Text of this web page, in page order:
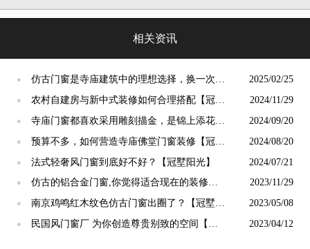
相关资讯
●
仿古门窗是寺庙建筑中的理想选择，换一次用
终生【冠墅阳光】
2025/02/25
●
农村自建房与新中式装修如何合理搭配【冠墅
阳光】
2024/11/29
●
寺庙门窗都喜欢采用雕刻描金，是锦上添花
吗？【冠墅阳光】
2024/09/20
●
预算不多，如何营造寺庙佛堂门窗装修【冠墅
阳光】
2024/08/20
● 法式轻奢风门窗到底好不好？【冠墅阳光】 2024/07/21
●
仿古的铝合金门窗,你觉得适合现在的装修吗?
【冠墅阳光】
2023/11/29
●
南京鸡鸣红木纹色仿古门窗出圈了？【冠墅阳
光】
2023/05/08
●
民国风门窗厂 为你创造尊贵别致的空间【冠
2023/04/12